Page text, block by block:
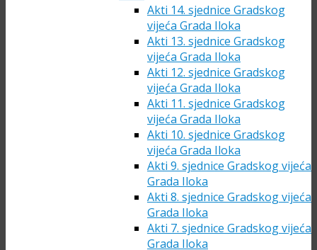
Akti 14. sjednice Gradskog
vijeća Grada Iloka
Akti 13. sjednice Gradskog
vijeća Grada Iloka
Akti 12. sjednice Gradskog
vijeća Grada Iloka
Akti 11. sjednice Gradskog
vijeća Grada Iloka
Akti 10. sjednice Gradskog
vijeća Grada Iloka
Akti 9. sjednice Gradskog vijeća
Grada Iloka
Akti 8. sjednice Gradskog vijeća
Grada Iloka
Akti 7. sjednice Gradskog vijeća
Grada Iloka